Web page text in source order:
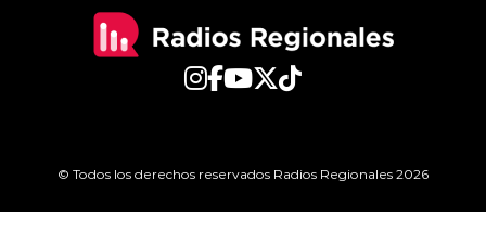
© Todos los derechos reservados Radios Regionales 2026